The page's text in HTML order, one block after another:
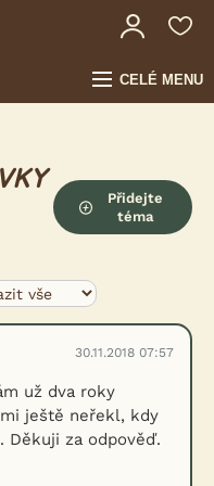
CELÉ MENU
Přidejte
téma
30.11.2018 07:57
už dva roky
ještě neřekl, kdy
Děkuji za odpověď.